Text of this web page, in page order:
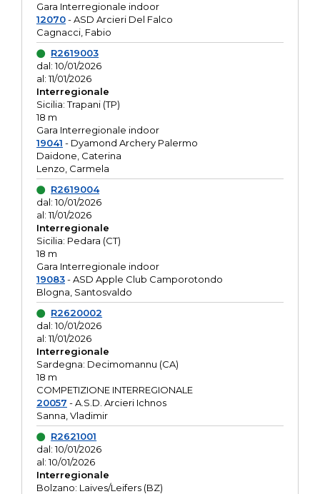
Gara Interregionale indoor
12070- ASD Arcieri Del Falco
Cagnacci, Fabio
R2619003
dal: 10/01/2026
al: 11/01/2026
Interregionale
Sicilia: Trapani (TP)
18 m
Gara Interregionale indoor
19041 - Dyamond Archery Palermo
Daidone, Caterina
Lenzo, Carmela
R2619004
dal: 10/01/2026
al: 11/01/2026
Interregionale
Sicilia: Pedara (CT)
18 m
Gara Interregionale indoor
19083- ASD Apple Club Camporotondo
Blogna, Santosvaldo
R2620002
dal: 10/01/2026
al: 11/01/2026
Interregionale
Sardegna: Decimomannu (CA)
18 m
COMPETIZIONE INTERREGIONALE
20057 - A.S.D. Arcieri Ichnos
Sanna, Vladimir
R2621001
dal: 10/01/2026
al: 10/01/2026
Interregionale
Bolzano: Laives/Leifers (BZ)